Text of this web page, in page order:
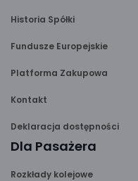
Historia Spółki
Fundusze Europejskie
Platforma Zakupowa
Kontakt
Deklaracja dostępności
Dla Pasażera
Rozkłady kolejowe